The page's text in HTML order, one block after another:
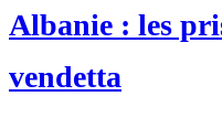
Albanie : les
vendetta